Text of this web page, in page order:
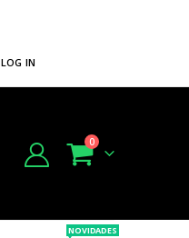
LOG IN
0
NOVIDADES